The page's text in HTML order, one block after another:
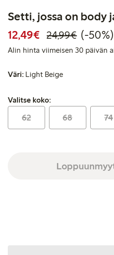
Setti, jossa on body
12,49€ Alennettu
24,99€50%
(-50%)
Alin hinta viimeisen 30 päivän
Väri: Light Beige
Valitse koko:
Valitse koko:
62 68 74